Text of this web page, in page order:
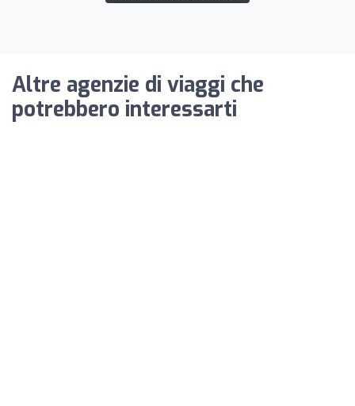
Altre agenzie di viaggi che
potrebbero interessarti